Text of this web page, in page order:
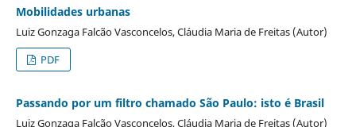
Mobilidades urbanas
Luiz Gonzaga Falcão Vasconcelos, Cláudia Maria de Freitas (Autor)
PDF
Passando por um filtro chamado São Paulo: isto é Brasil
Luiz Gonzaga Falcão Vasconcelos, Cláudia Maria de Freitas (Autor)